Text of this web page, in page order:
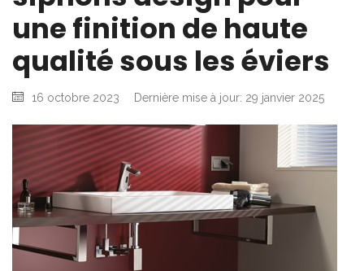
une finition de haute
qualité sous les éviers
16 octobre 2023 Dernière mise à jour: 29 janvier 2025